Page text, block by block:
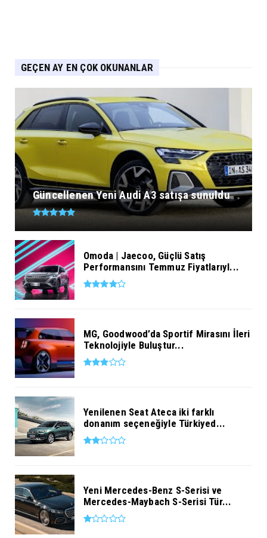
GEÇEN AY EN ÇOK OKUNANLAR
Güncellenen Yeni Audi A3 satışa sunuldu
Omoda | Jaecoo, Güçlü Satış
Performansını Temmuz Fiyatlarıyl...
MG, Goodwood’da Sportif Mirasını İleri
Teknolojiyle Buluştur...
Yenilenen Seat Ateca iki farklı
donanım seçeneğiyle Türkiyed...
Yeni Mercedes-Benz S-Serisi ve
Mercedes-Maybach S-Serisi Tür...